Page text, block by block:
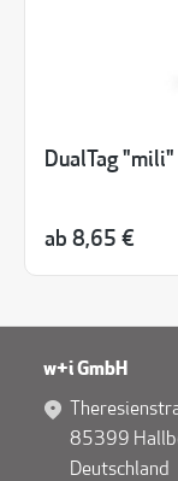
DualTag
ab 8,65 €
w+i GmbH
85399
Deutschland